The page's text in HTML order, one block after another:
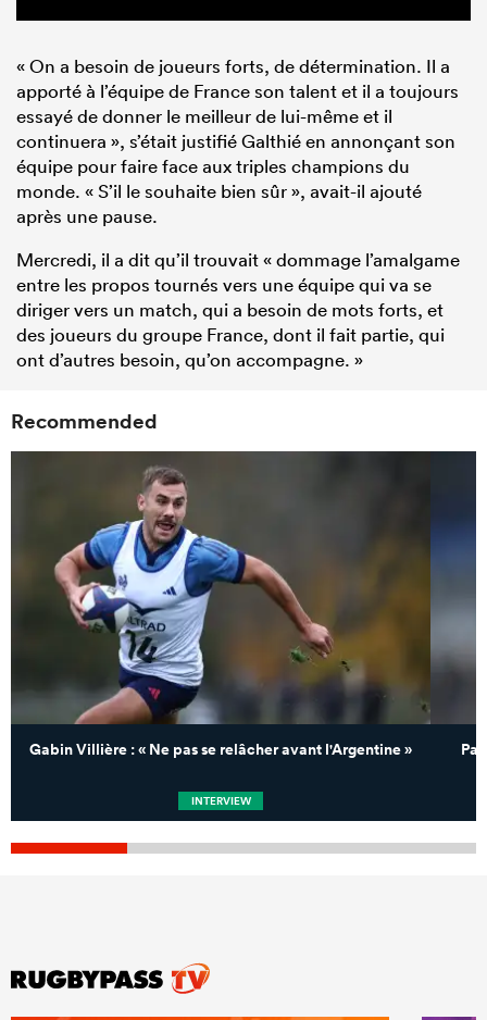
« On a besoin de joueurs forts, de détermination. Il a
apporté à l’équipe de France son talent et il a toujours
essayé de donner le meilleur de lui-même et il
continuera », s’était justifié Galthié en annonçant son
équipe pour faire face aux triples champions du
monde. « S’il le souhaite bien sûr », avait-il ajouté
après une pause.
Mercredi, il a dit qu’il trouvait « dommage l’amalgame
entre les propos tournés vers une équipe qui va se
diriger vers un match, qui a besoin de mots forts, et
des joueurs du groupe France, dont il fait partie, qui
ont d’autres besoin, qu’on accompagne. »
Recommended
Gabin Villière : « Ne pas se relâcher avant l'Argentine »
INTERVIEW